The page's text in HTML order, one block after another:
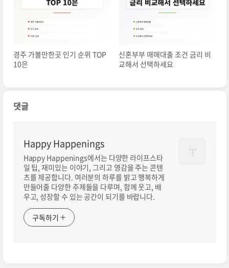
경주 가볼만한곳 인기 순위 TOP
10은
신혼부부 매매대출 조건 금리 비
교해서 선택하세요
댓글
Happy Happenings
Happy Happenings에서는 다양한 라이프스타
일 팁, 재미있는 이야기, 그리고 영감을 주는 콘텐
츠를 제공합니다. 여러분의 하루를 밝고 행복하게
만들어줄 다양한 주제들을 다루며, 함께 웃고, 배
우고, 성장할 수 있는 공간이 되기를 바랍니다.
구독하기